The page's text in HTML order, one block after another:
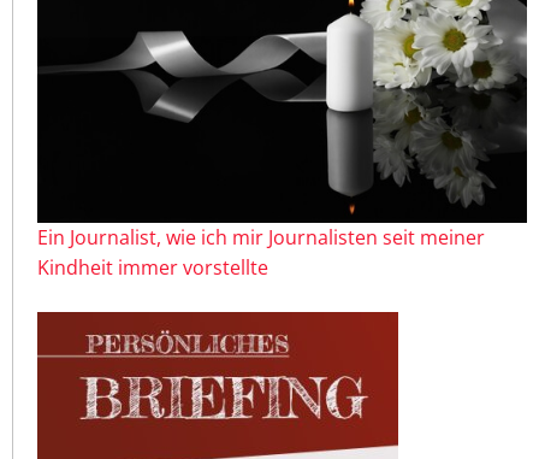
Ein Journalist, wie ich mir Journalisten seit meiner
Kindheit immer vorstellte